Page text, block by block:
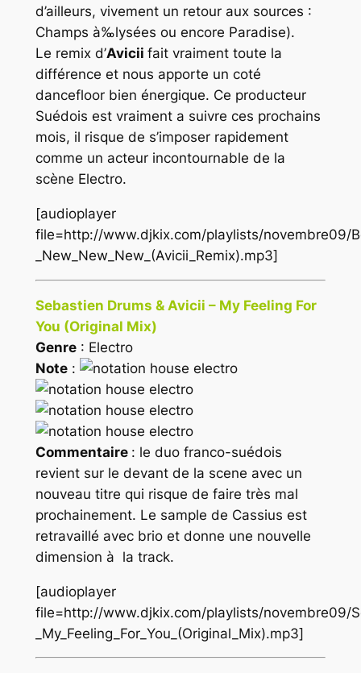
d’ailleurs, vivement un retour aux sources :
Champs à‰lysées ou encore Paradise).
Le remix d’Avicii fait vraiment toute la
différence et nous apporte un coté
dancefloor bien énergique. Ce producteur
Suédois est vraiment a suivre ces prochains
mois, il risque de s’imposer rapidement
comme un acteur incontournable de la
scène Electro.
[audioplayer
file=http://www.djkix.com/playlists/novembre09/
_New_New_New_(Avicii_Remix).mp3]
Sebastien Drums & Avicii – My Feeling For
You (Original Mix)
Genre: Electro
Note:
Commentaire : le duo franco-suédois
revient sur le devant de la scene avec un
nouveau titre qui risque de faire très mal
prochainement. Le sample de Cassius est
retravaillé avec brio et donne une nouvelle
dimension à la track.
[audioplayer
file=http://www.djkix.com/playlists/novembre09/
_My_Feeling_For_You_(Original_Mix).mp3]